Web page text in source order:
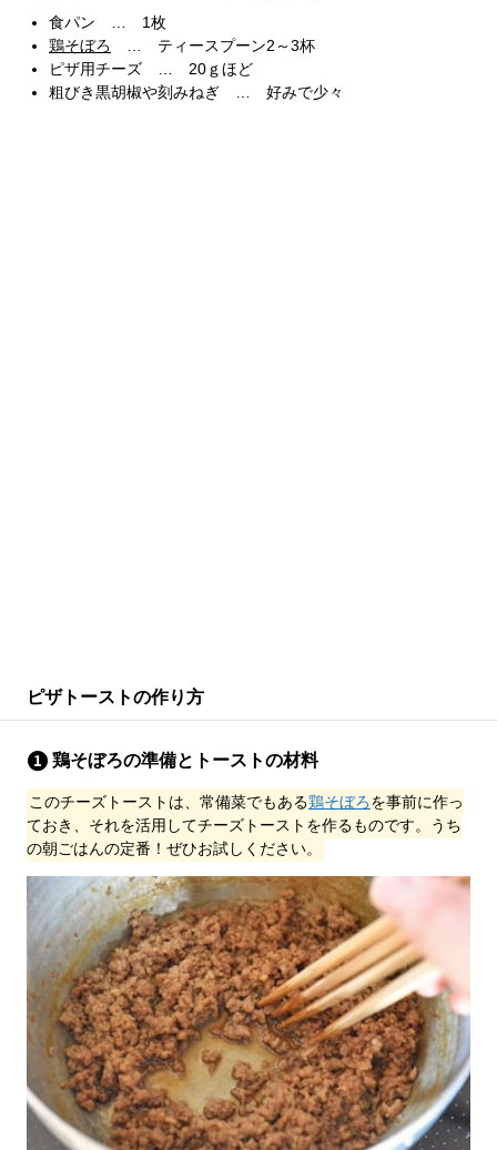
食パン … 1枚
鶏そぼろ
… ティースプーン2～3杯
ピザ用チーズ … 20ｇほど
粗びき黒胡椒や刻みねぎ … 好みで少々
ピザトーストの作り方
鶏そぼろの準備とトーストの材料
このチーズトーストは、常備菜でもある鶏そぼろを事前に作っ
ておき、それを活用してチーズトーストを作るものです。うち
の朝ごはんの定番！ぜひお試しください。